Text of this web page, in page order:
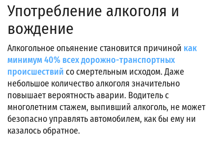
Употребление алкоголя и
вождение
Алкогольное опьянение становится причиной как
минимум 40% всех дорожно-транспортных
происшествий со смертельным исходом. Даже
небольшое количество алкоголя значительно
повышает вероятность аварии. Водитель с
многолетним стажем, выпивший алкоголь, не может
безопасно управлять автомобилем, как бы ему ни
казалось обратное.